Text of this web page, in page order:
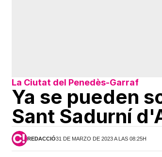
La Ciutat del Penedès-Garraf
Ya se pueden
Sant Sadurní
REDACCIÓ31 DE MARZO DE 2023 A LAS 08:25H